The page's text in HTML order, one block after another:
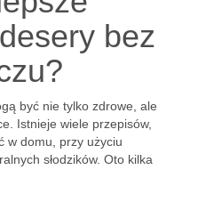
bez
być nie tylko zdrowe, ale
Istnieje wiele przepisów,
w domu, przy użyciu
słodzików. Oto kilka